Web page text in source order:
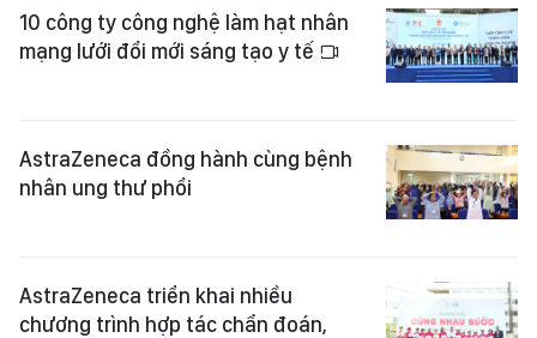
10 công ty công nghệ làm hạt nhân
mạng lưới đổi mới sáng tạo y tế
AstraZeneca đồng hành cùng bệnh
nhân ung thư phổi
AstraZeneca triển khai nhiều
chương trình hợp tác chẩn đoán,